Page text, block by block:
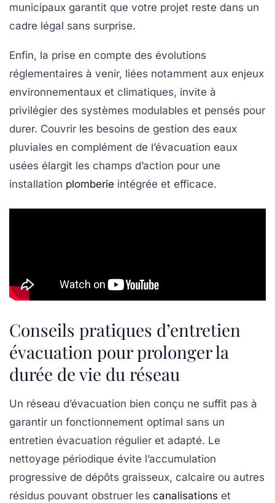
municipaux garantit que votre projet reste dans un
cadre légal sans surprise.
Enfin, la prise en compte des évolutions
réglementaires à venir, liées notamment aux enjeux
environnementaux et climatiques, invite à
privilégier des systèmes modulables et pensés pour
durer. Couvrir les besoins de gestion des eaux
pluviales en complément de l’évacuation eaux
usées élargit les champs d’action pour une
installation plomberie intégrée et efficace.
Conseils pratiques d’entretien
évacuation pour prolonger la
durée de vie du réseau
Un réseau d’évacuation bien conçu ne suffit pas à
garantir un fonctionnement optimal sans un
entretien évacuation régulier et adapté. Le
nettoyage périodique évite l’accumulation
progressive de dépôts graisseux, calcaire ou autres
résidus pouvant obstruer les canalisations et